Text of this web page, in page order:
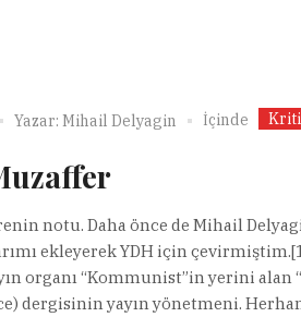
Yazar: Mihail Delyagin İçinde
notu. Daha önce de Mihail
ekleyerek YDH için
organı “Kommunist”in yerini alan
dergisinin yayın yönetmeni.